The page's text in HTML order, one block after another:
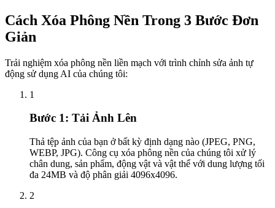
Cách Xóa Phông Nền Trong 3 Bước Đơn
Giản
Trải nghiệm xóa phông nền liền mạch với trình chỉnh sửa ảnh tự
động sử dụng AI của chúng tôi:
1
Bước 1: Tải Ảnh Lên
Thả tệp ảnh của bạn ở bất kỳ định dạng nào (JPEG, PNG,
WEBP, JPG). Công cụ xóa phông nền của chúng tôi xử lý
chân dung, sản phẩm, động vật và vật thể với dung lượng tối
đa 24MB và độ phân giải 4096x4096.
2